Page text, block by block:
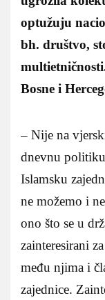
optužuju
bh. društvo,
Bosne i
– Nije na
dnevnu
Islamsku
ne možemo i
ono što se u
zainteresirani
među njima i
zajednice.